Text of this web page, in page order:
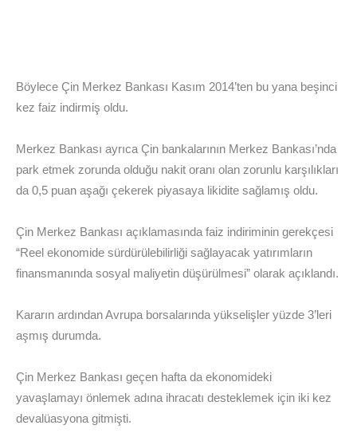
Böylece Çin Merkez Bankası Kasım 2014’ten bu yana beşinci
kez faiz indirmiş oldu.
Merkez Bankası ayrıca Çin bankalarının Merkez Bankası’nda
park etmek zorunda olduğu nakit oranı olan zorunlu karşılıkları
da 0,5 puan aşağı çekerek piyasaya likidite sağlamış oldu.
Çin Merkez Bankası açıklamasında faiz indiriminin gerekçesi
“Reel ekonomide sürdürülebilirliği sağlayacak yatırımların
finansmanında sosyal maliyetin düşürülmesi” olarak açıklandı.
Kararın ardından Avrupa borsalarında yükselişler yüzde 3’leri
aşmış durumda.
Çin Merkez Bankası geçen hafta da ekonomideki
yavaşlamayı önlemek adına ihracatı desteklemek için iki kez
devalüasyona gitmişti.